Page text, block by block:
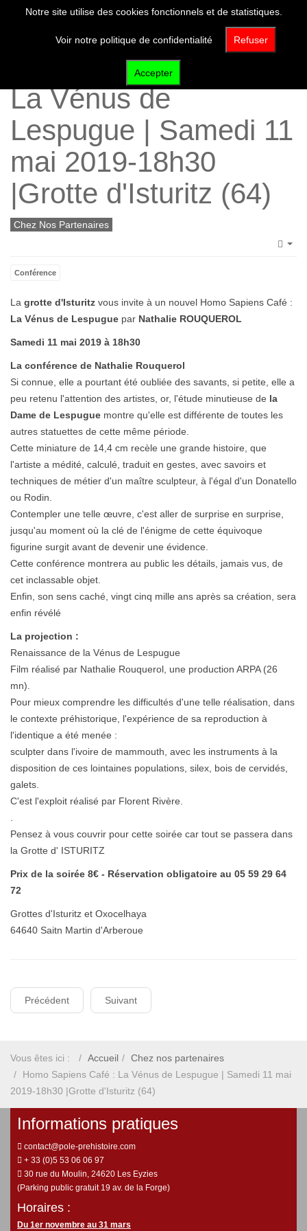
Homo Sapiens Café :
La Vénus de
Lespugue | Samedi 11
mai 2019-18h30
|Grotte d'Isturitz (64)
Chez Nos Partenaires
Conférence
La grotte d'Isturitz vous invite à un nouvel Homo Sapiens Café :
La Vénus de Lespugue par Nathalie ROUQUEROL
Samedi 11 mai 2019 à 18h30
La conférence de Nathalie Rouquerol
Si connue, elle a pourtant été oubliée des savants, si petite, elle a
peu retenu l'attention des artistes, or, l'étude minutieuse de la
Dame de Lespugue montre qu'elle est différente de toutes les
autres statuettes de cette même période.
Cette miniature de 14,4 cm recèle une grande histoire, que
l'artiste a médité, calculé, traduit en gestes, avec savoirs et
techniques de métier d'un maître sculpteur, à l'égal d'un Donatello
ou Rodin.
Contempler une telle œuvre, c'est aller de surprise en surprise,
jusqu'au moment où la clé de l'énigme de cette équivoque
figurine surgit avant de devenir une évidence.
Cette conférence montrera au public les détails, jamais vus, de
cet inclassable objet.
Enfin, son sens caché, vingt cinq mille ans après sa création, sera
enfin révélé
La projection :
Renaissance de la Vénus de Lespugue
Film réalisé par Nathalie Rouquerol, une production ARPA (26
mn).
Pour mieux comprendre les difficultés d'une telle réalisation, dans
le contexte préhistorique, l'expérience de sa reproduction à
l'identique a été menée :
sculpter dans l'ivoire de mammouth, avec les instruments à la
disposition de ces lointaines populations, silex, bois de cervidés,
galets.
C'est l'exploit réalisé par Florent Rivère.
Pensez à vous couvrir pour cette soirée car tout se passera dans
la Grotte d' ISTURITZ
Prix de la soirée 8€ - Réservation obligatoire au 05 59 29 64
72
Grottes d'Isturitz et Oxocelhaya
64640 Saitn Martin d'Arberoue
Précédent Suivant
Vous êtes ici : Accueil
Chez nos partenaires
Homo Sapiens Café : La Vénus de Lespugue | Samedi 11 mai
2019-18h30 |Grotte d'Isturitz (64)
Informations pratiques
contact@pole-prehistoire.com
+ 33 (0)5 53 06 06 97
30 rue du Moulin, 24620 Les Eyzies
(Parking public gratuit 19 av. de la Forge)
Horaires :
Du 1er novembre au 31 mars
Notre site utilise des cookies fonctionnels et de statistiques.
Voir notre politique de confidentialité Refuser
Accepter